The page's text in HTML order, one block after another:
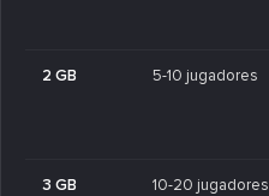
2 GB 5-10 jugadores
3 GB 10-20 jugadores